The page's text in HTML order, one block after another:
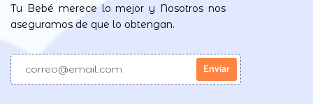
Tu Bebé merece lo mejor y Nosotros nos
aseguramos de que lo obtengan.